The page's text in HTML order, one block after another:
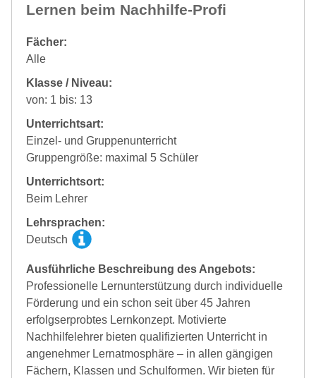
Lernen beim Nachhilfe-Profi
Fächer:
Alle
Klasse / Niveau:
von: 1 bis: 13
Unterrichtsart:
Einzel- und Gruppenunterricht
Gruppengröße: maximal 5 Schüler
Unterrichtsort:
Beim Lehrer
Lehrsprachen:
Deutsch
Ausführliche Beschreibung des Angebots:
Professionelle Lernunterstützung durch individuelle
Förderung und ein schon seit über 45 Jahren
erfolgserprobtes Lernkonzept. Motivierte
Nachhilfelehrer bieten qualifizierten Unterricht in
angenehmer Lernatmosphäre – in allen gängigen
Fächern, Klassen und Schulformen. Wir bieten für